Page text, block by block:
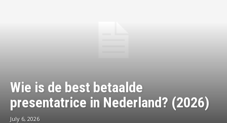
Wie is de best betaalde
presentatrice in Nederland? (2026)
July 6, 2026